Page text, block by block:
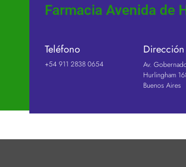
Farmacia Avenida de
Teléfono
+54 911 2838 0654​
Dirección
Av.
Hurlingham
Buenos Aires